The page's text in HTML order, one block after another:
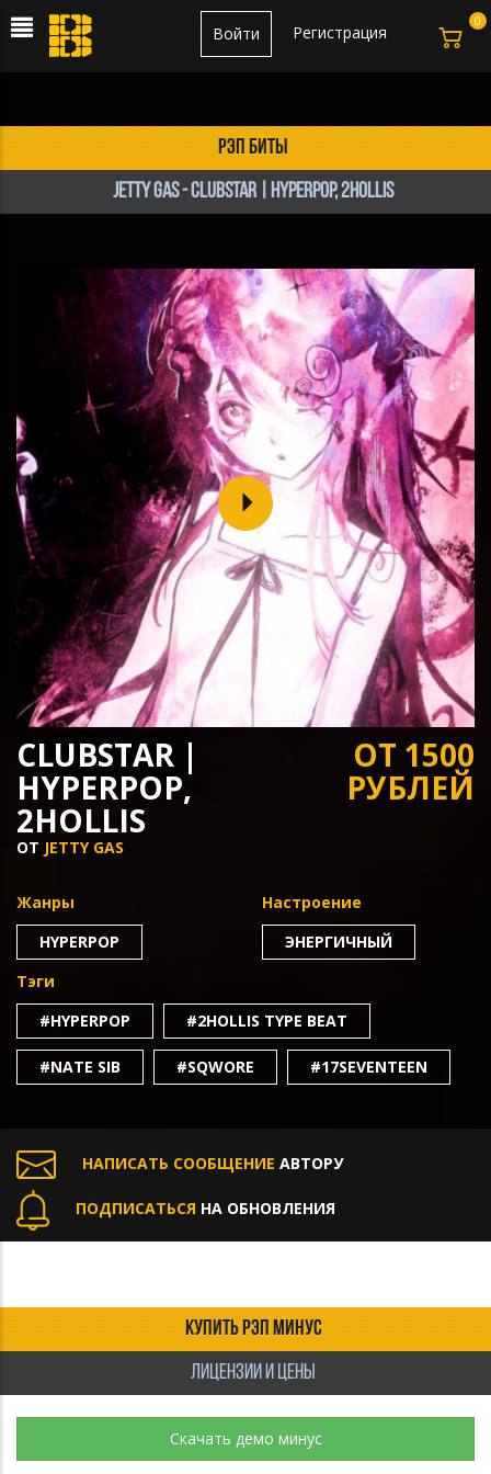
Регистрация
Войти
рэп биты
Jetty Gas - Clubstar | Hyperpop, 2hollis
CLUBSTAR |
HYPERPOP,
2HOLLIS
ОТ JETTY GAS
ОТ 1500
РУБЛЕЙ
Жанры
HYPERPOP
Настроение
ЭНЕРГИЧНЫЙ
Тэги
#HYPERPOP
#2HOLLIS TYPE BEAT
#NATE SIB #SQWORE #17SEVENTEEN
НАПИСАТЬ СООБЩЕНИЕ АВТОРУ
ПОДПИСАТЬСЯ НА ОБНОВЛЕНИЯ
КУПИТЬ РЭП МИНУС
ЛИЦЕНЗИИ И ЦЕНЫ
Скачать демо минус
0